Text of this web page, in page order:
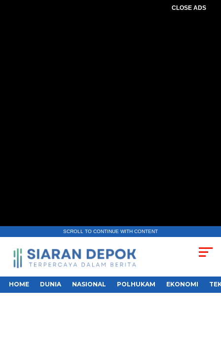
CLOSE ADS
SCROLL TO CONTINUE WITH CONTENT
HOME DUNIA NASIONAL POLHUKAM EKONOMI